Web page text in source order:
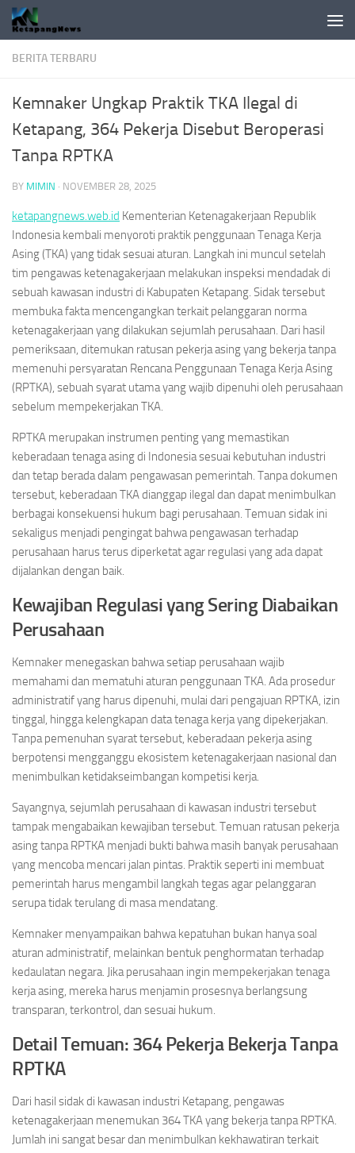
Skip to content
BERITA TERBARU
Kemnaker Ungkap Praktik TKA Ilegal di
Ketapang, 364 Pekerja Disebut Beroperasi
Tanpa RPTKA
BY MIMIN · NOVEMBER 28, 2025
ketapangnews.web.id Kementerian Ketenagakerjaan Republik
Indonesia kembali menyoroti praktik penggunaan Tenaga Kerja
Asing (TKA) yang tidak sesuai aturan. Langkah ini muncul setelah
tim pengawas ketenagakerjaan melakukan inspeksi mendadak di
sebuah kawasan industri di Kabupaten Ketapang. Sidak tersebut
membuka fakta mencengangkan terkait pelanggaran norma
ketenagakerjaan yang dilakukan sejumlah perusahaan. Dari hasil
pemeriksaan, ditemukan ratusan pekerja asing yang bekerja tanpa
memenuhi persyaratan Rencana Penggunaan Tenaga Kerja Asing
(RPTKA), sebuah syarat utama yang wajib dipenuhi oleh perusahaan
sebelum mempekerjakan TKA.
RPTKA merupakan instrumen penting yang memastikan
keberadaan tenaga asing di Indonesia sesuai kebutuhan industri
dan tetap berada dalam pengawasan pemerintah. Tanpa dokumen
tersebut, keberadaan TKA dianggap ilegal dan dapat menimbulkan
berbagai konsekuensi hukum bagi perusahaan. Temuan sidak ini
sekaligus menjadi pengingat bahwa pengawasan terhadap
perusahaan harus terus diperketat agar regulasi yang ada dapat
dijalankan dengan baik.
Kewajiban Regulasi yang Sering Diabaikan
Perusahaan
Kemnaker menegaskan bahwa setiap perusahaan wajib
memahami dan mematuhi aturan penggunaan TKA. Ada prosedur
administratif yang harus dipenuhi, mulai dari pengajuan RPTKA, izin
tinggal, hingga kelengkapan data tenaga kerja yang dipekerjakan.
Tanpa pemenuhan syarat tersebut, keberadaan pekerja asing
berpotensi mengganggu ekosistem ketenagakerjaan nasional dan
menimbulkan ketidakseimbangan kompetisi kerja.
Sayangnya, sejumlah perusahaan di kawasan industri tersebut
tampak mengabaikan kewajiban tersebut. Temuan ratusan pekerja
asing tanpa RPTKA menjadi bukti bahwa masih banyak perusahaan
yang mencoba mencari jalan pintas. Praktik seperti ini membuat
pemerintah harus mengambil langkah tegas agar pelanggaran
serupa tidak terulang di masa mendatang.
Kemnaker menyampaikan bahwa kepatuhan bukan hanya soal
aturan administratif, melainkan bentuk penghormatan terhadap
kedaulatan negara. Jika perusahaan ingin mempekerjakan tenaga
kerja asing, mereka harus menjamin prosesnya berlangsung
transparan, terkontrol, dan sesuai hukum.
Detail Temuan: 364 Pekerja Bekerja Tanpa
RPTKA
Dari hasil sidak di kawasan industri Ketapang, pengawas
ketenagakerjaan menemukan 364 TKA yang bekerja tanpa RPTKA.
Jumlah ini sangat besar dan menimbulkan kekhawatiran terkait